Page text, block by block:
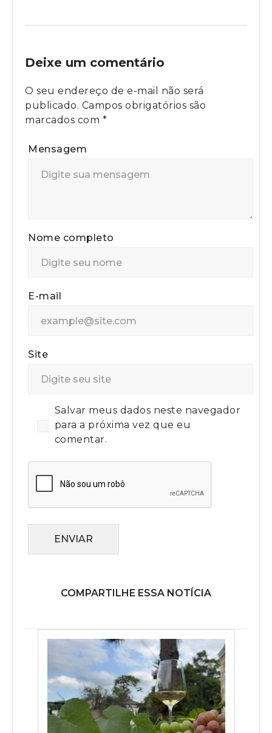
Deixe um comentário
O seu endereço de e-mail não será
publicado. Campos obrigatórios são
marcados com *
Mensagem
Nome completo
E-mail
Site
Salvar meus dados neste navegador
para a próxima vez que eu
comentar.
ENVIAR
COMPARTILHE ESSA NOTÍCIA